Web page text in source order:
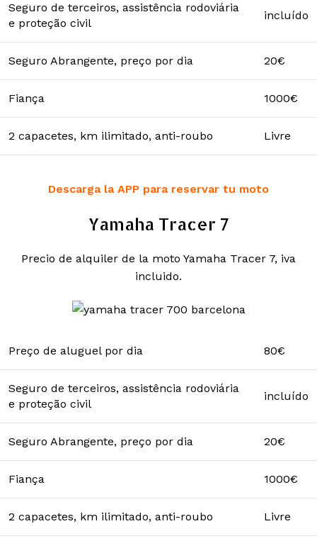
Seguro de terceiros, assistência rodoviária
e proteção civil
incluído
Seguro Abrangente, preço por dia 20€
Fiança 1000€
2 capacetes, km ilimitado, anti-roubo Livre
Descarga la APP para reservar tu moto
Yamaha Tracer 7
Precio de alquiler de la moto Yamaha Tracer 7, iva
incluido.
Preço de aluguel por dia 80€
Seguro de terceiros, assistência rodoviária
e proteção civil
incluído
Seguro Abrangente, preço por dia 20€
Fiança 1000€
2 capacetes, km ilimitado, anti-roubo Livre